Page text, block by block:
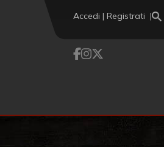
Accedi | Registrati